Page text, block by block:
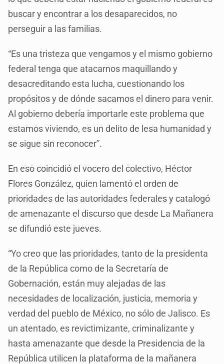
buscar y encontrar a los desaparecidos, no
perseguir a las familias.
“Es una tristeza que vengamos y el mismo gobierno
federal tenga que atacarnos maquillando y
desacreditando esta lucha, cuestionando los
propósitos y de dónde sacamos el dinero para venir.
Al gobierno debería importarle este problema que
estamos viviendo, es un delito de lesa humanidad y
se sigue sin reconocer”.
En eso coincidió el vocero del colectivo, Héctor
Flores González, quien lamentó el orden de
prioridades de las autoridades federales y catalogó
de amenazante el discurso que desde La Mañanera
se difundió este jueves.
“Yo creo que las prioridades, tanto de la presidenta
de la República como de la Secretaría de
Gobernación, están muy alejadas de las
necesidades de localización, justicia, memoria y
verdad del pueblo de México, no sólo de Jalisco. Es
un atentado, es revictimizante, criminalizante y
hasta amenazante que desde la Presidencia de la
República utilicen la plataforma de la mañanera